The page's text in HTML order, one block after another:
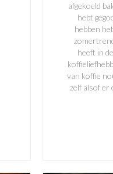
afgekoeld
hebt
hebben
heeft in
van koffie
zelf alsof er
Blijf op de hoogte van